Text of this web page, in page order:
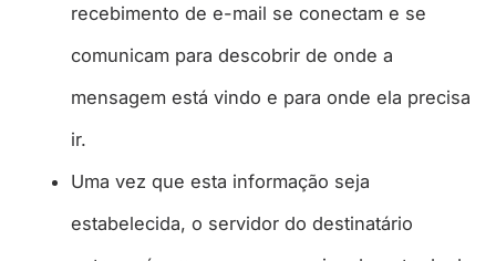
recebimento de e-mail se conectam e se
comunicam para descobrir de onde a
mensagem está vindo e para onde ela precisa
ir.
Uma vez que esta informação seja
estabelecida, o servidor do destinatário